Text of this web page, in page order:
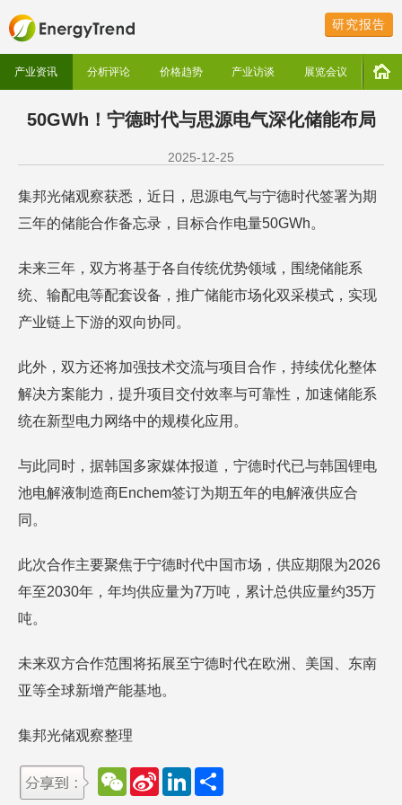
研究报告
产业资讯 分析评论 价格趋势 产业访谈 展览会议
50GWh！宁德时代与思源电气深化储能布局
2025-12-25
集邦光储观察获悉，近日，思源电气与宁德时代签署为期
三年的储能合作备忘录，目标合作电量50GWh。
未来三年，双方将基于各自传统优势领域，围绕储能系
统、输配电等配套设备，推广储能市场化双采模式，实现
产业链上下游的双向协同。
此外，双方还将加强技术交流与项目合作，持续优化整体
解决方案能力，提升项目交付效率与可靠性，加速储能系
统在新型电力网络中的规模化应用。
与此同时，据韩国多家媒体报道，宁德时代已与韩国锂电
池电解液制造商Enchem签订为期五年的电解液供应合
同。
此次合作主要聚焦于宁德时代中国市场，供应期限为2026
年至2030年，年均供应量为7万吨，累计总供应量约35万
吨。
未来双方合作范围将拓展至宁德时代在欧洲、美国、东南
亚等全球新增产能基地。
集邦光储观察整理
W
e
S
L